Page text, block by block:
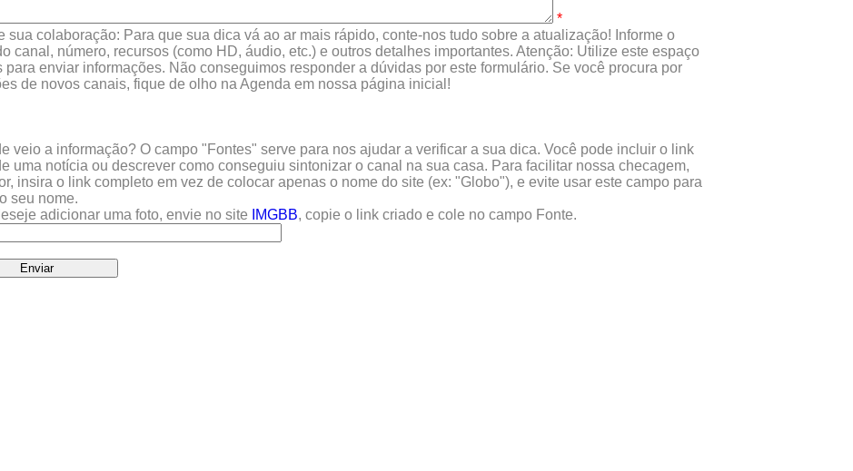
*
sua colaboração: Para que sua dica vá ao ar mais rápido, conte-nos tudo sobre a atualização! Informe o
canal, número, recursos (como HD, áudio, etc.) e outros detalhes importantes. Atenção: Utilize este espaço
para enviar informações. Não conseguimos responder a dúvidas por este formulário. Se você procura por
de novos canais, fique de olho na Agenda em nossa página inicial!
veio a informação? O campo "Fontes" serve para nos ajudar a verificar a sua dica. Você pode incluir o link
uma notícia ou descrever como conseguiu sintonizar o canal na sua casa. Para facilitar nossa checagem,
insira o link completo em vez de colocar apenas o nome do site (ex: "Globo"), e evite usar este campo para
seu nome.
adicionar uma foto, envie no site
IMGBB, copie o link criado e cole no campo Fonte.